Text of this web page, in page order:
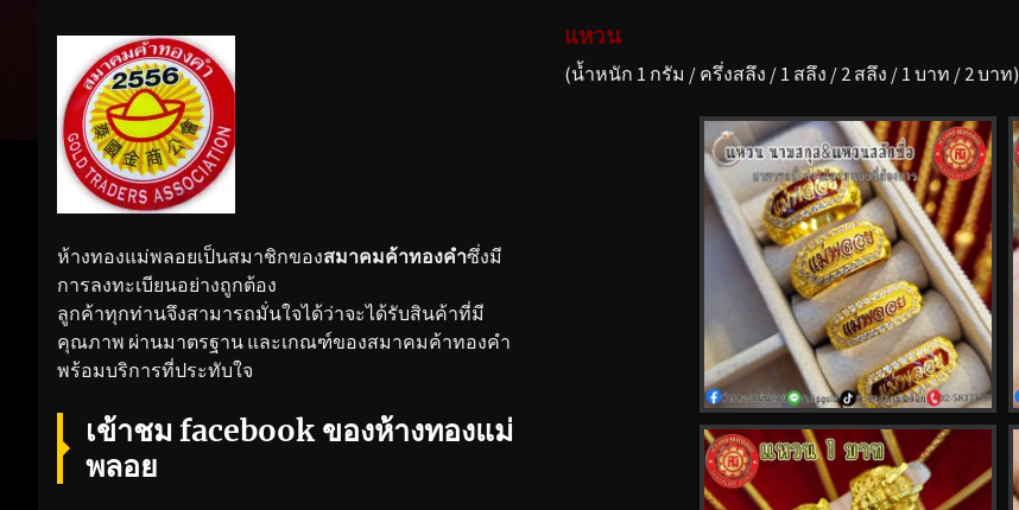
แหวน
(น้ำหนัก 1 กรัม / ครึ่งสลึง / 1 สลึง / 2 สลึง / 1 บาท / 2 บาท)
ห้างทองแม่พลอยเป็นสมาชิกของสมาคมค้าทองคำซึ่งมี
การลงทะเบียนอย่างถูกต้อง
ลูกค้าทุกท่านจึงสามารถมั่นใจได้ว่าจะได้รับสินค้าที่มี
คุณภาพ ผ่านมาตรฐาน และเกณฑ์ของสมาคมค้าทองคำ
พร้อมบริการที่ประทับใจ
เข้าชม facebook ของห้างทองแม่
พลอย